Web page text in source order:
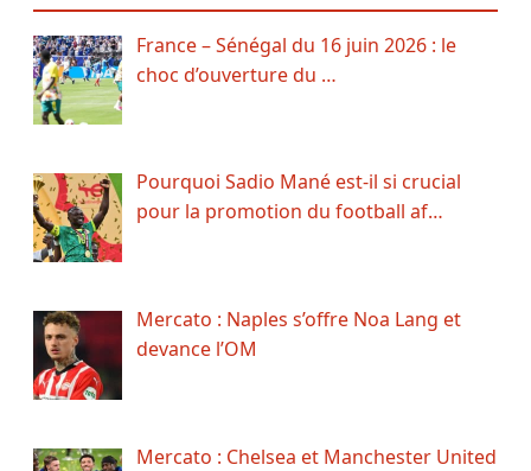
France – Sénégal du 16 juin 2026 : le
choc d’ouverture du …
Pourquoi Sadio Mané est-il si crucial
pour la promotion du football af…
Mercato : Naples s’offre Noa Lang et
devance l’OM
Mercato : Chelsea et Manchester United